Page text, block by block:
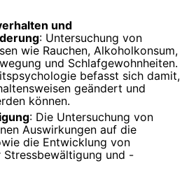
und
: Untersuchung von
wie Rauchen, Alkoholkonsum,
und Schlafgewohnheiten.
befasst sich damit,
geändert und
können.
: Die Untersuchung von
Auswirkungen auf die
die Entwicklung von
Stressbewältigung und -